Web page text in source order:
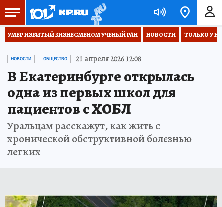
УМЕР ИЗБИТЫЙ БИЗНЕСМЕНОМ УЧЕНЫЙ РАН НОВОСТИ ТОЛЬКО У
НОВОСТИ ОБЩЕСТВО 21 апреля 2026 12:08
В Екатеринбурге открылась
одна из первых школ для
пациентов с ХОБЛ
Уральцам расскажут, как жить с
хронической обструктивной болезнью
легких